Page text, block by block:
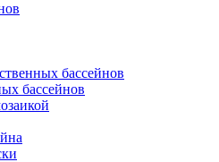
бассейнов
бассейнов